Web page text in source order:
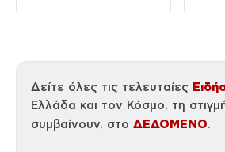
Δείτε όλες τις τελευταίες
Ελλάδα και τον Κόσμο, τη
συμβαίνουν, στο ΔΕΔΟΜΕΝΟ.